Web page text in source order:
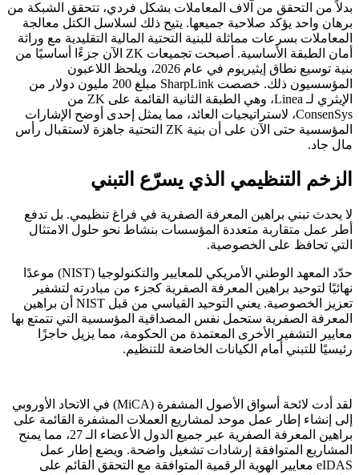
بدلاً من التحقق من آلاف المعاملات بشكل فردي، تتحقق الشبكة من
برهان واحد يؤكد صلاحية جميعها. يتيح ذلك لسلاسل الكتل معالجة
المعاملات بسرعات مماثلة للبنية التحتية المالية التقليدية مع وراثة
أمان الطبقة الأساسية. أصبحت تجميعات ZK الآن جزءًا أساسيًا من
بنية توسيع نطاق إيثيريوم في عام 2026، ويلحظ اللاعبون
المؤسسيون ذلك. خصصت SharpLink مبلغ 200 مليون دولار من
الإيثري لـ Linea، وهي الطبقة الثانية القائمة على ZK من
ConsenSys، لاستراتيجيات العائد، مما يمثل إحدى أوضح الإشارات
المؤسسية حتى الآن على أن بنية ZK التحتية جاهزة لاستقبال رأس
مال جاد.
الزخم التنظيمي الذي يسرّع التبني
لا يحدث تبني براهين المعرفة الصفرية في فراغ تنظيمي. بل تدفع
أطر عمل متقاربة متعددة المؤسسات بنشاط نحو حلول الامتثال
التي تحافظ على الخصوصية.
حدّد المعهد الوطني الأمريكي للمعايير والتكنولوجيا (NIST) موعدًا
نهائيًا لتوحيد براهين المعرفة الصفرية كجزء من مبادرته لتشفير
تعزيز الخصوصية. يعني التوحيد القياسي من قبل NIST أن براهين
المعرفة الصفرية ستحمل نفس المصداقية المؤسسية التي تتمتع بها
معايير التشفير الأخرى المعتمدة من الحكومة، مما يزيل حاجزًا
رئيسيًا للتبني أمام الكيانات الخاضعة للتنظيم.
لقد أدت لائحة أسواق الأصول المشفرة (MiCA) في الاتحاد الأوروبي
إلى إنشاء إطار عمل موحد لمشاريع العملات المشفرة القائمة على
براهين المعرفة الصفرية عبر جميع الدول الأعضاء الـ 27، مما يمنح
المشاريع المتوافقة إرشادات تشغيل واضحة. ويضع إطار عمل
eIDAS معايير الهوية الرقمية المتوافقة مع التحقق القائم على